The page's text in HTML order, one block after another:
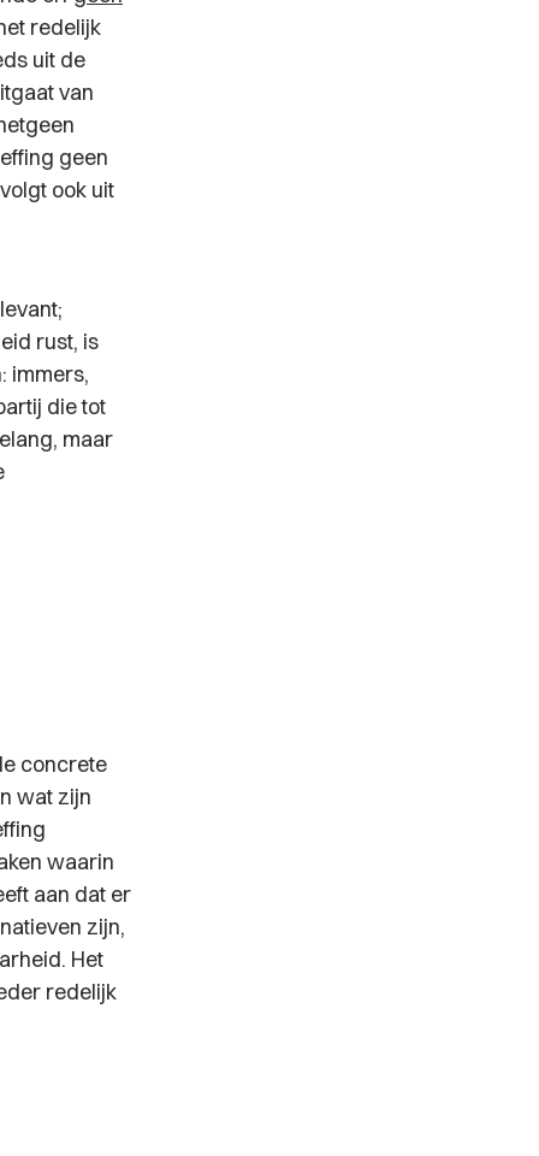
redelijk
uit de
van
geen
ook uit
rust, is
immers,
die tot
maar
concrete
wat zijn
waarin
aan dat er
zijn,
Het
redelijk